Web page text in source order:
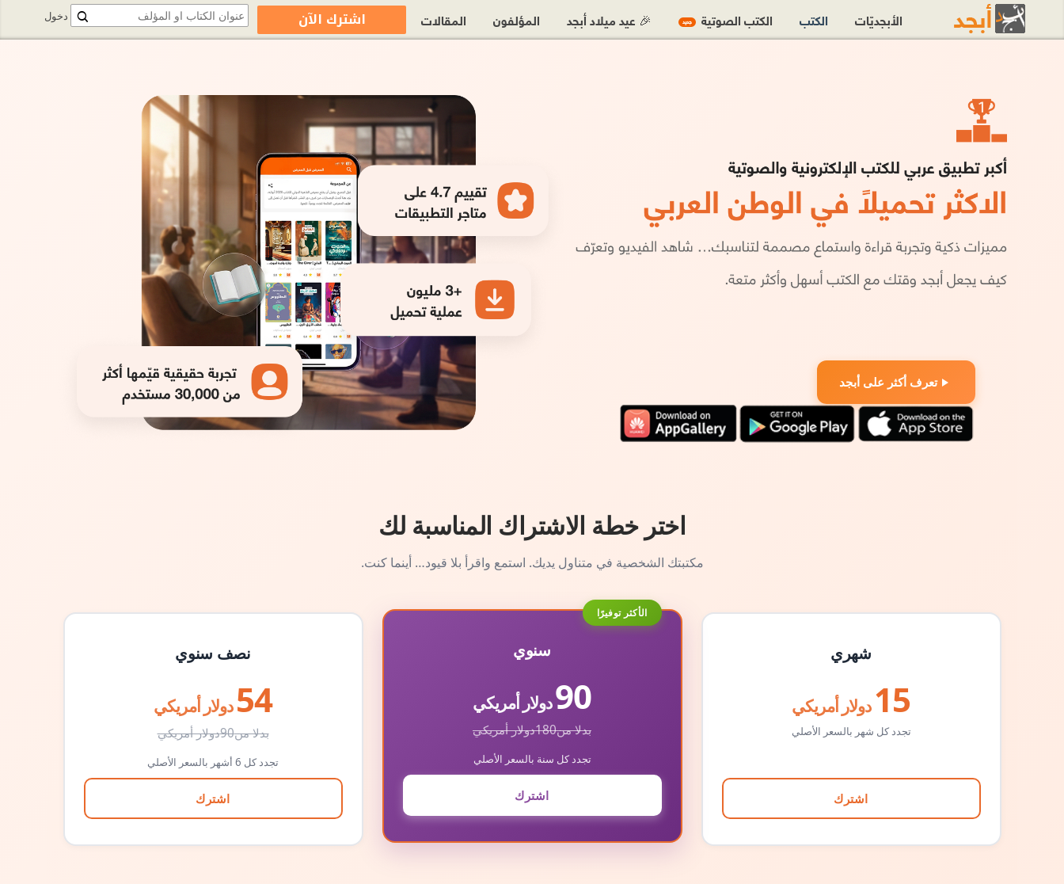
تعرف أكثر على أبجد
اختر خطة الاشتراك المناسبة لك
مكتبتك الشخصية في متناول يديك. استمع واقرأ بلا قيود… أينما كنت.
شهري
15 دولار أمريكي
تجدد كل شهر بالسعر الأصلي
اشترك
الأكثر توفيرًا
سنوي
90دولار أمريكي
بدلا من180دولار أمريكي
تجدد كل سنة بالسعر الأصلي
اشترك
نصف سنوي
54 دولار أمريكي
بدلا من90دولار أمريكي
تجدد كل 6 أشهر بالسعر الأصلي
اشترك
دخول الأبجديّات الكتب الكتب الصوتية جديد 🎉 عيد ميلاد أبجد المؤلفون المقالات اشترك الآن